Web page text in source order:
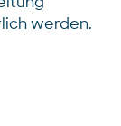
werden.